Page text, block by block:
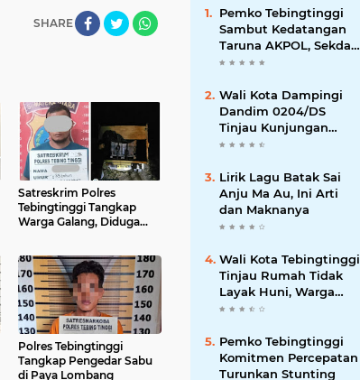
SHARE
Satreskrim Polres
Tebingtinggi Tangkap
Warga Galang, Diduga
Polres Tebingtinggi
Tangkap Pengedar Sabu
di Paya Lombang
Pemko Tebingtinggi
Sambut Kedatangan
Taruna AKPOL, Sekda:
Jadikan Momen
Wali Kota Dampingi
Dandim 0204/DS
Tinjau Kunjungan
Taruna AKPOL di
Tebingtinggi
Lirik Lagu Batak Sai
Anju Ma Au, Ini Arti
dan Maknanya
Wali Kota Tebingtinggi
Tinjau Rumah Tidak
Layak Huni, Warga
Sampaikan Apresiasi
Pemko Tebingtinggi
Komitmen Percepatan
Turunkan Stunting